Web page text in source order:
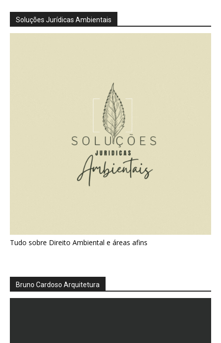
Soluções Jurídicas Ambientais
Tudo sobre Direito Ambiental e áreas afins
Bruno Cardoso Arquitetura